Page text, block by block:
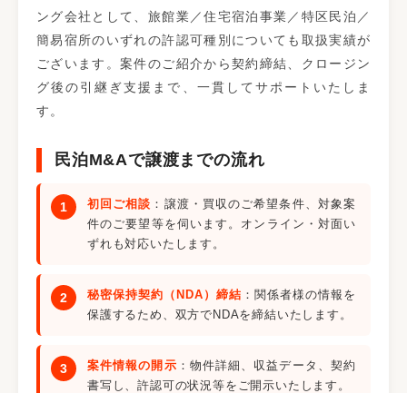
ング会社として、旅館業／住宅宿泊事業／特区民泊／
簡易宿所のいずれの許認可種別についても取扱実績が
ございます。案件のご紹介から契約締結、クロージン
グ後の引継ぎ支援まで、一貫してサポートいたしま
す。
民泊M&Aで譲渡までの流れ
初回ご相談 ：譲渡・買収のご希望条件、対象案
件のご要望等を伺います。オンライン・対面い
ずれも対応いたします。
秘密保持契約（NDA）締結 ：関係者様の情報を
保護するため、双方でNDAを締結いたします。
案件情報の開示 ：物件詳細、収益データ、契約
書写し、許認可の状況等をご開示いたします。